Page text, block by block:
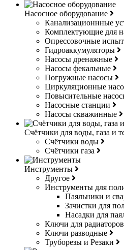
Насосное оборудование
Канализационнные
Комплектующие для
Опрессовочные
Гидроаккумуляторы
Насосы дренажные
Насосы фекальные
Погружные насосы
Циркуляционные
Повысительные
Насосные станции
Насосы скважинные
Счётчики для воды, газа и
Счётчики воды
Счётчики газа
Инструменты
Другое
Инструменты для
Паяльники и
Зачистки для
Насадки для
Ключи для
Ключи разводные
Труборезы и Резаки